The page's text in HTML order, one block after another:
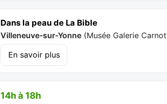
Dans la peau de La Bible
Villeneuve-sur-Yonne (Musée Galerie Carnot
En savoir plus
14h à 18h